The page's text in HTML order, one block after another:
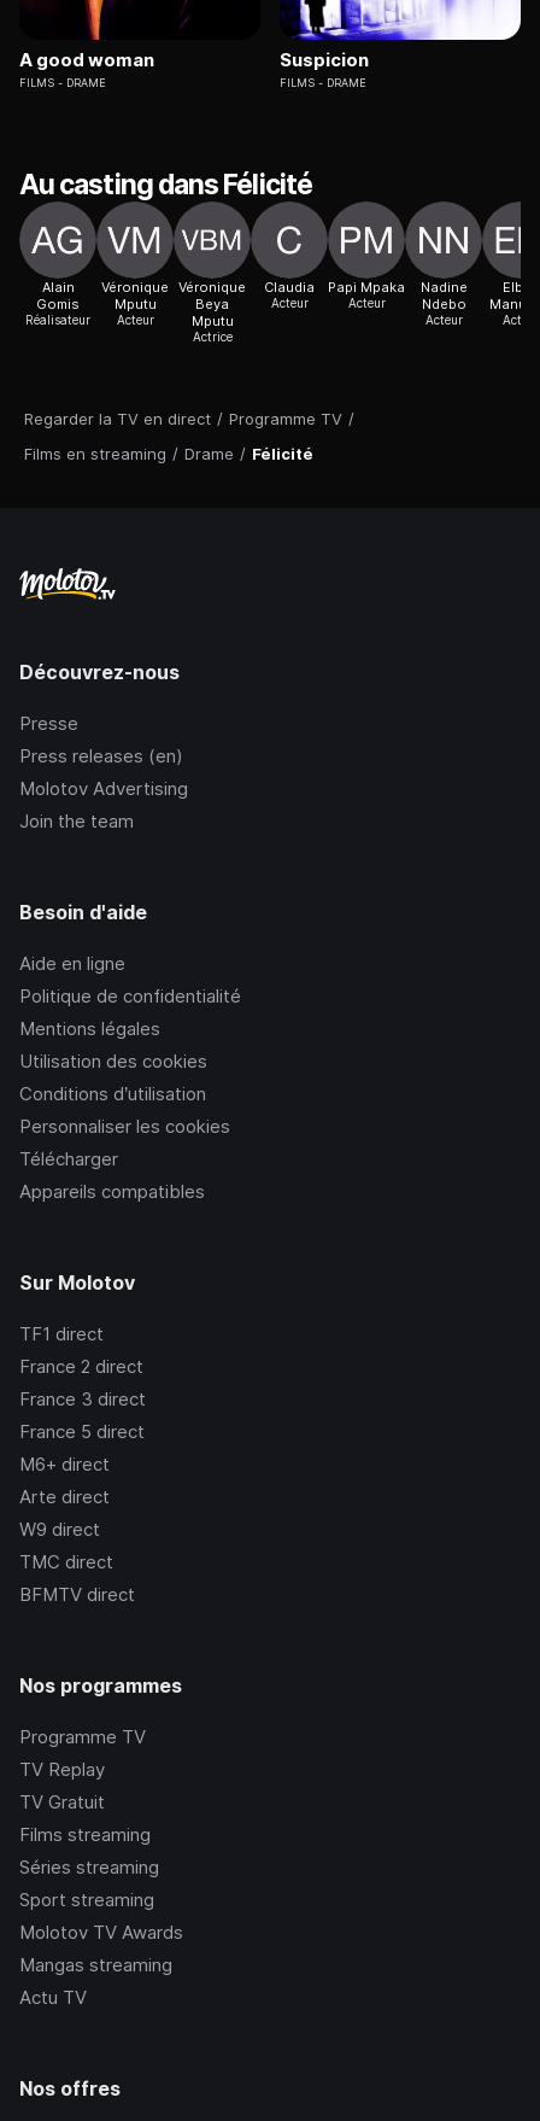
Regarder la TV en direct / Programme TV /
Films en streaming / Drame / Félicité
A good woman
FILMS DRAME
Suspicion
FILMS DRAME
Au casting dans Félicité
Alain
Gomis
Réalisateur
Véronique
Mputu
Acteur
Véronique
Beya
Mputu
Actrice
Claudia
Acteur
Papi Mpaka
Acteur
Nadine
Ndebo
Acteur
Elbas
Acteur
Découvrez-nous
Presse
Press releases (en)
Molotov Advertising
Join the team
Besoin d'aide
Aide en ligne
Politique de confidentialité
Mentions légales
Utilisation des cookies
Conditions d’utilisation
Personnaliser les cookies
Télécharger
Appareils compatibles
Sur Molotov
TF1 direct
France 2 direct
France 3 direct
France 5 direct
M6+ direct
Arte direct
W9 direct
TMC direct
BFMTV direct
Nos programmes
Programme TV
TV Replay
TV Gratuit
Films streaming
Séries streaming
Sport streaming
Molotov TV Awards
Mangas streaming
Actu TV
Nos offres